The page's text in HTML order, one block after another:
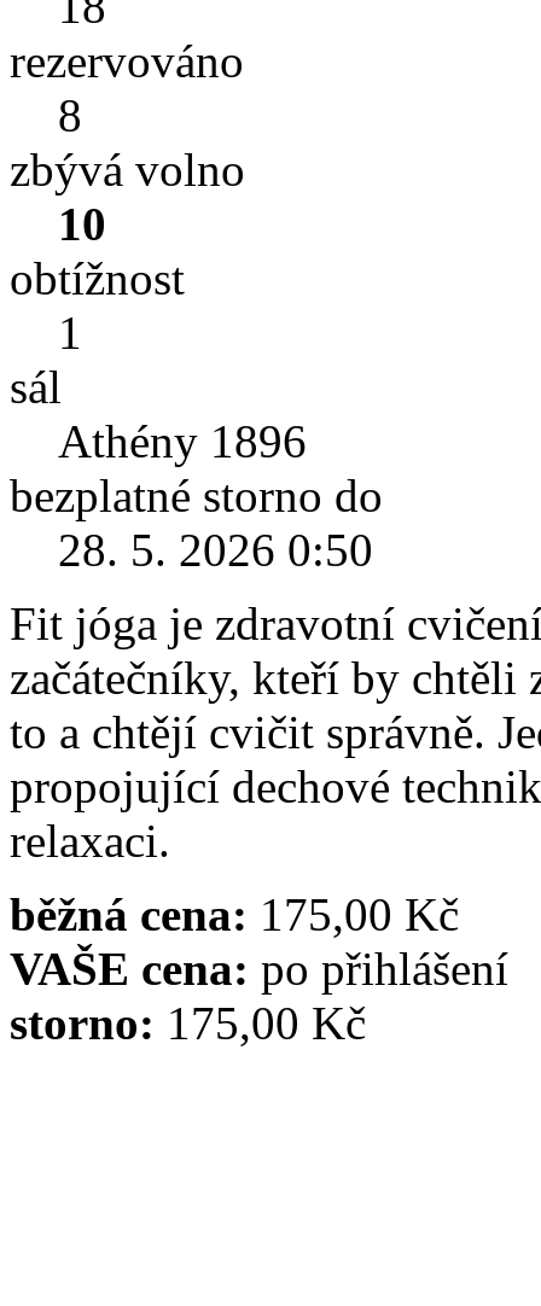
rezervováno
8
zbývá volno
10
obtížnost
1
sál
Athény 1896
bezplatné storno do
28. 5. 2026 0:50
Fit jóga je zdravotní
začátečníky, kteří by
to a chtějí cvičit správně.
propojující dechové
relaxaci.
běžná cena: 175,00 Kč
VAŠE cena: po přihlášení
storno: 175,00 Kč